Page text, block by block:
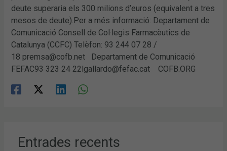
deute superaria els 300 milions d’euros (equivalent a tres
mesos de deute).Per a més informació: Departament de
Comunicació Consell de Col·legis Farmacèutics de
Catalunya (CCFC) Telèfon: 93 244 07 28 /
18 premsa@cofb.net Departament de Comunicació
FEFAC93 323 24 22lgallardo@fefac.cat COFB.ORG
Entrades recents